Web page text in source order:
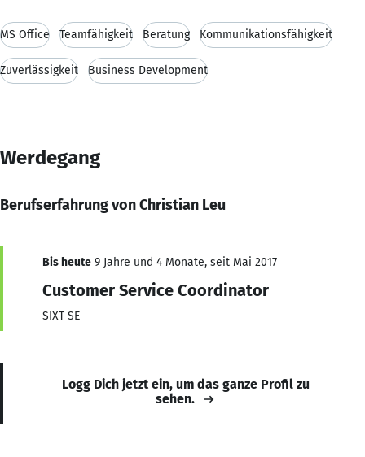
MS Office Teamfähigkeit Beratung Kommunikationsfähigkeit
Zuverlässigkeit Business Development
Werdegang
Berufserfahrung von Christian Leu
Bis heute 9 Jahre und 4 Monate, seit Mai 2017
Customer Service Coordinator
SIXT SE
Logg Dich jetzt ein, um das ganze Profil zu
sehen.